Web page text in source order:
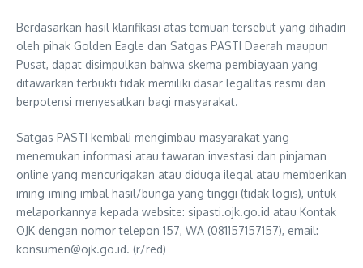
Berdasarkan hasil klarifikasi atas temuan tersebut yang dihadiri
oleh pihak Golden Eagle dan Satgas PASTI Daerah maupun
Pusat, dapat disimpulkan bahwa skema pembiayaan yang
ditawarkan terbukti tidak memiliki dasar legalitas resmi dan
berpotensi menyesatkan bagi masyarakat.
Satgas PASTI kembali mengimbau masyarakat yang
menemukan informasi atau tawaran investasi dan pinjaman
online yang mencurigakan atau diduga ilegal atau memberikan
iming-iming imbal hasil/bunga yang tinggi (tidak logis), untuk
melaporkannya kepada website: sipasti.ojk.go.id atau Kontak
OJK dengan nomor telepon 157, WA (081157157157), email:
konsumen@ojk.go.id. (r/red)